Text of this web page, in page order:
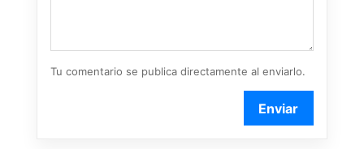
Tu comentario se publica directamente al enviarlo.
Enviar